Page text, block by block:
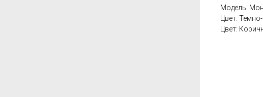
Модель:
Цвет:
Цвет: